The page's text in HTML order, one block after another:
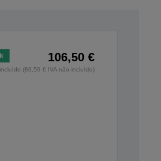
106,50 €
(86,59 € IVA não incluído)